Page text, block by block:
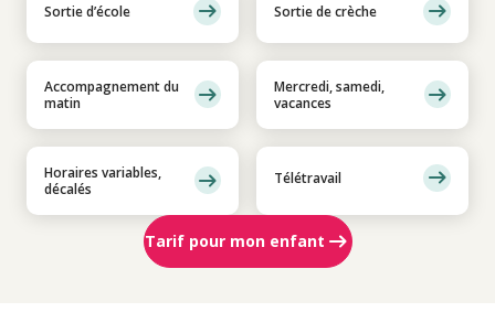
Sortie d’école Sortie de crèche
Accompagnement du
matin
Mercredi, samedi,
vacances
Horaires variables,
décalés
Télétravail
Tarif pour mon enfant